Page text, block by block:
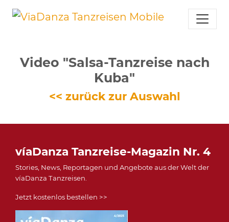
Video "Salsa-Tanzreise nach
Kuba"
<< zurück zur Auswahl
víaDanza Tanzreise-Magazin Nr. 4
Stories, News, Reportagen und Angebote aus der Welt der
víaDanza Tanzreisen.
Jetzt kostenlos bestellen >>